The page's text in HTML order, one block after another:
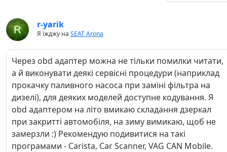
r-yarik
Я їжджу на SEAT Arona
Через obd адаптер можна не тільки помилки читати,
а й виконувати деякі сервісні процедури (наприклад
прокачку паливного насоса при заміні фільтра на
дизелі), для деяких моделей доступне кодування. Я
obd адаптером на літо вмикаю складання дзеркал
при закритті автомобіля, на зиму вимикаю, щоб не
замерзли :) Рекомендую подивитися на такі
програмами - Carista, Car Scanner, VAG CAN Mobile.